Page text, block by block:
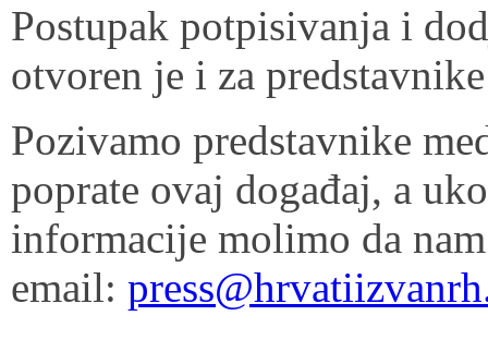
Postupak potpisivanja i
otvoren je i za
Pozivamo predstavnike
poprate ovaj događaj, a
informacije molimo da
email: